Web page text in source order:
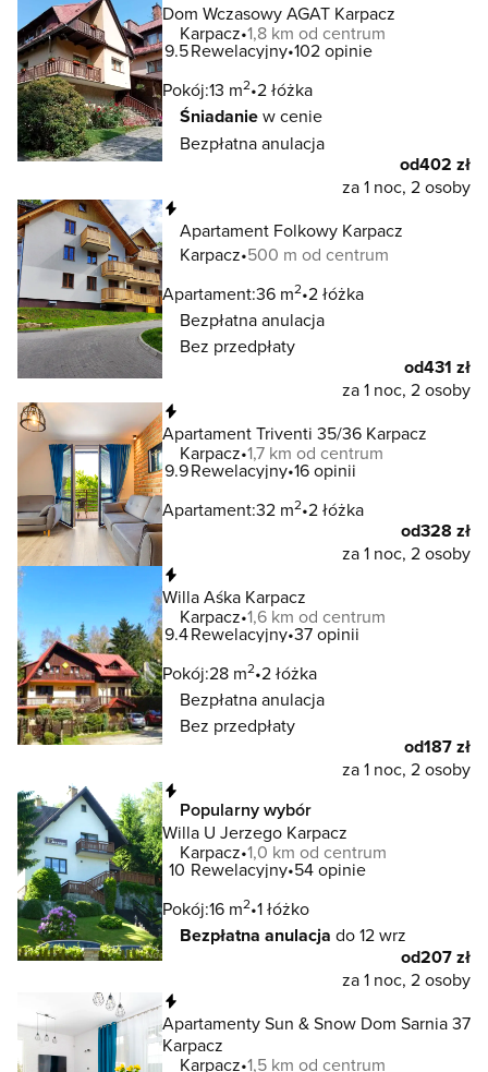
Dom Wczasowy AGAT Karpacz
Karpacz 1,8 km od centrum
9.5Rewelacyjny 102 opinie
Pokój:13 m2 2 łóżka
Śniadaniew cenie
Bezpłatna anulacja
od402 zł
za 1 noc, 2 osoby
Apartament Folkowy Karpacz
Karpacz 500 m od centrum
Apartament:36 m2 2 łóżka
Bezpłatna anulacja
Bez przedpłaty
od431 zł
za 1 noc, 2 osoby
Apartament Triventi 35/36 Karpacz
Karpacz 1,7 km od centrum
9.9Rewelacyjny 16 opinii
Apartament:32 m2 2 łóżka
od328 zł
za 1 noc, 2 osoby
Willa Aśka Karpacz
Karpacz 1,6 km od centrum
9.4Rewelacyjny 37 opinii
Pokój:28 m2 2 łóżka
Bezpłatna anulacja
Bez przedpłaty
od187 zł
za 1 noc, 2 osoby
Popularny wybór
Willa U Jerzego Karpacz
Karpacz 1,0 km od centrum
10 Rewelacyjny 54 opinie
Pokój:16 m2 1 łóżko
Bezpłatna anulacja do 12 wrz
od207 zł
za 1 noc, 2 osoby
Apartamenty Sun & Snow Dom Sarnia 37
Karpacz
Karpacz 1,5 km od centrum